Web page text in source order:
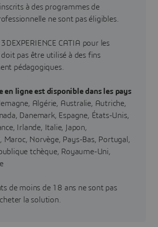
à des programmes de
ne sont pas éligibles.
3DEXPERIENCE CATIA pour les
pas être utilisé à des fins
pédagogiques.
en ligne est disponible dans les pays
Algérie, Australie, Autriche,
Danemark, Espagne, États-Unis,
Irlande, Italie, Japon,
Maroc, Norvège, Pays-Bas, Portugal,
tchèque, Royaume-Uni,
de moins de 18 ans ne sont pas
la solution.